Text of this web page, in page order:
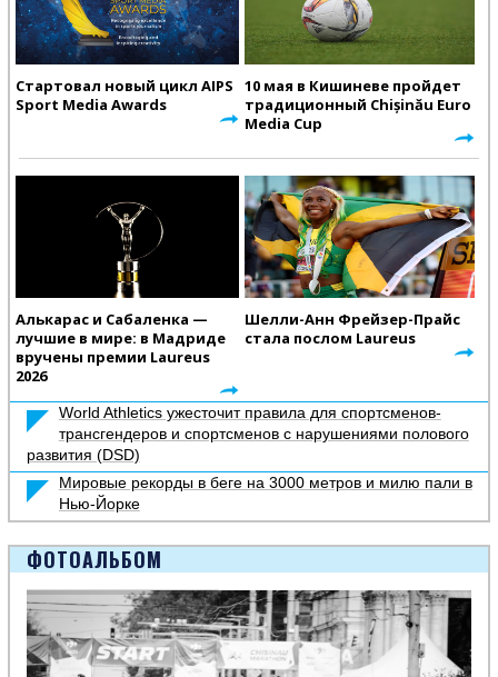
Стартовал новый цикл AIPS
Sport Media Awards
10 мая в Кишиневе пройдет
традиционный Chișinău Euro
Media Cup
Алькарас и Сабаленка —
лучшие в мире: в Мадриде
вручены премии Laureus
2026
Шелли-Анн Фрейзер-Прайс
стала послом Laureus
World Athletics ужесточит правила для спортсменов-
трансгендеров и спортсменов с нарушениями полового
развития (DSD)
Мировые рекорды в беге на 3000 метров и милю пали в
Нью-Йорке
ФОТОАЛЬБОМ